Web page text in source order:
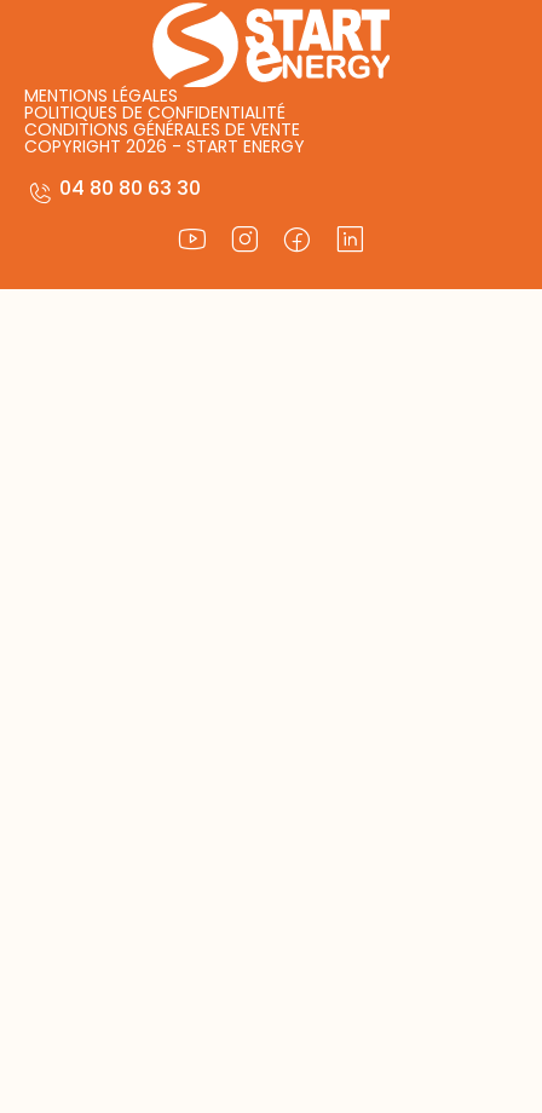
MENTIONS LÉGALES
POLITIQUES DE CONFIDENTIALITÉ
CONDITIONS GÉNÉRALES DE VENTE
COPYRIGHT 2026 - START ENERGY
04 80 80 63 30